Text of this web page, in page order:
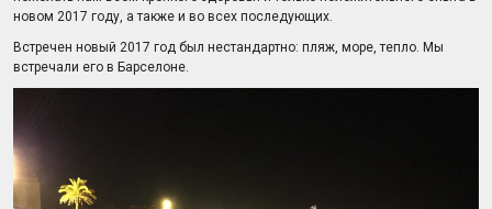
новом 2017 году, а также и во всех последующих.
Встречен новый 2017 год был нестандартно: пляж, море, тепло. Мы
встречали его в Барселоне.